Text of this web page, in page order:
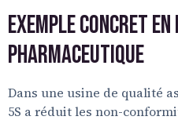
Exemple Concret
Pharmaceutique
Dans une usine de qualité
5S a réduit les non-